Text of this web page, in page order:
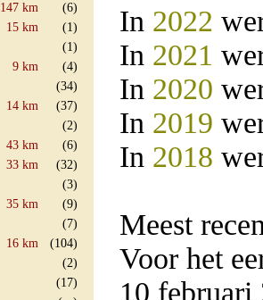
147 km
(6)
15 km
(1)
(1)
9 km
(4)
(34)
14 km
(37)
(2)
43 km
(6)
33 km
(32)
(3)
35 km
(9)
(7)
16 km
(104)
(2)
(17)
In 2022
In 2021
In 2020
In 2019
In 2018
Meest
Voor het
10